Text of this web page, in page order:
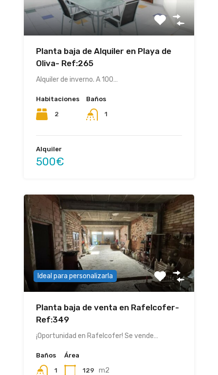
Planta baja de Alquiler en Playa de
Oliva- Ref:265
Alquiler de inverno. A 100…
Habitaciones
2
Baños
1
Alquiler
500€
Ideal para personalizarla
Planta baja de venta en Rafelcofer-
Ref:349
¡Oportunidad en Rafelcofer! Se vende…
Baños
1
Área
129 m2